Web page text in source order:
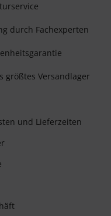
durch Fachexperten
größtes Versandlager
und Lieferzeiten